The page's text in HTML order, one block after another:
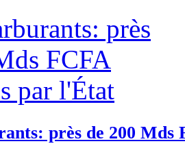
près de 200 Mds